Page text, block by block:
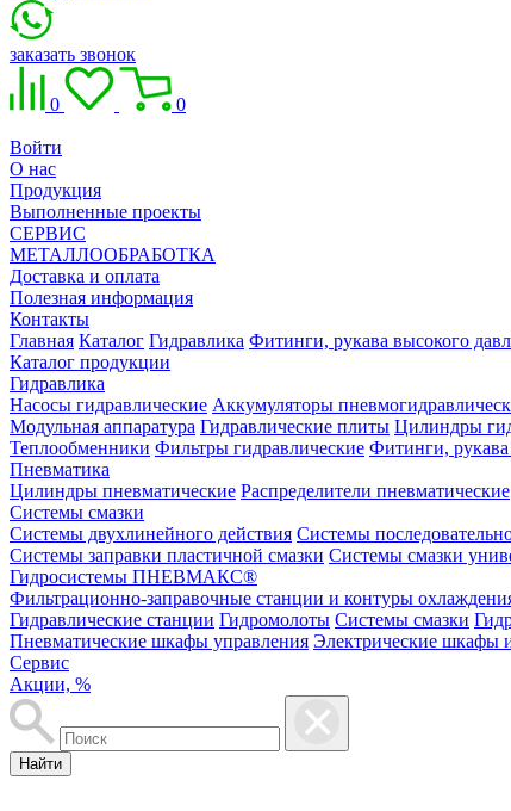
заказать звонок
0 0
Войти
О нас
Продукция
Выполненные проекты
СЕРВИС
МЕТАЛЛООБРАБОТКА
Доставка и оплата
Полезная информация
Контакты
Главная Каталог Гидравлика Фитинги, рукава высокого
Каталог продукции
Гидравлика
Насосы гидравлические Аккумуляторы
Модульная аппаратура Гидравлические плиты Цилиндры
Теплообменники Фильтры гидравлические Фитинги,
Пневматика
Цилиндры пневматические Распределители пневматические
Системы смазки
Системы двухлинейного действия Системы
Системы заправки пластичной смазки Системы смазки
Гидросистемы ПНЕВМАКС®
Фильтрационно-заправочные станции и контуры
Гидравлические станции Гидромолоты Системы смазки
Пневматические шкафы управления Электрические шкафы
Сервис
Акции, %
Найти